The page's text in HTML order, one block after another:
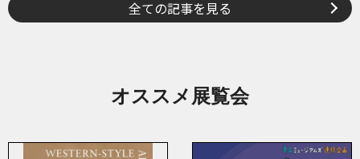
全ての記事を見る
オススメ展覧会